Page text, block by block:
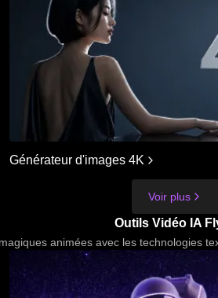
Générateur d'images 4K
Voir plus
Outils Vidéo IA
animées avec les technologies